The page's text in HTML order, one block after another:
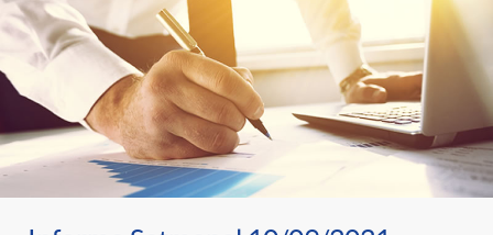
r
n
o
n
t
e
u
b
l